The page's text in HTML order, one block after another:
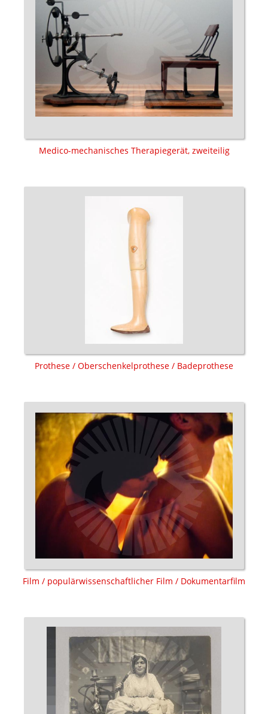
Medico-mechanisches Therapiegerät, zweiteilig
Prothese / Oberschenkelprothese / Badeprothese
Film / populärwissenschaftlicher Film / Dokumentarfilm